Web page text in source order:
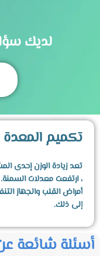
لديك
تكميم المعدة
تعد زيادة الوزن إحدى
، ارتفعت معدلات
أمراض القلب والجهاز
إلى ذلك.
بالإضافة إلى ذلك ، فإن
الناس. الأشخاص الذين
أسئلة شائعة